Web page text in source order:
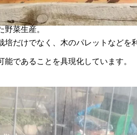
野菜生産。
培だけでなく、木のパレットなどを
能であることを具現化しています。